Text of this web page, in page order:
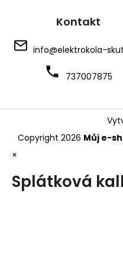
Kontakt
info@elektrokola-
737007875
Copyright 2026 Můj e-
×
Splátková